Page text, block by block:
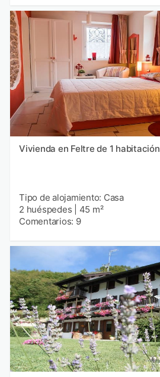
Vivienda en Feltre de 1 habitación
Tipo de alojamiento: Casa
2 huéspedes
45 m²
Comentarios: 9